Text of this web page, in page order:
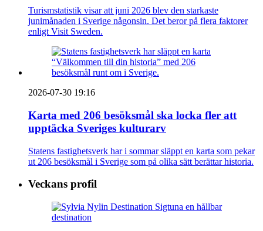
Turismstatistik visar att juni 2026 blev den starkaste
junimånaden i Sverige någonsin. Det beror på flera faktorer
enligt Visit Sweden.
2026-07-30 19:16
Karta med 206 besöksmål ska locka fler att
upptäcka Sveriges kulturarv
Statens fastighetsverk har i sommar släppt en karta som pekar
ut 206 besöksmål i Sverige som på olika sätt berättar historia.
Veckans profil